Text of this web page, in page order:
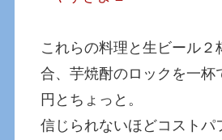
これらの料理と生ビール２
合、芋焼酎のロックを一杯
円とちょっと。
信じられないほどコストパ